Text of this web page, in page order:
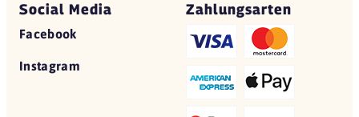
Social Media
Facebook
Instagram
Zahlungsarten